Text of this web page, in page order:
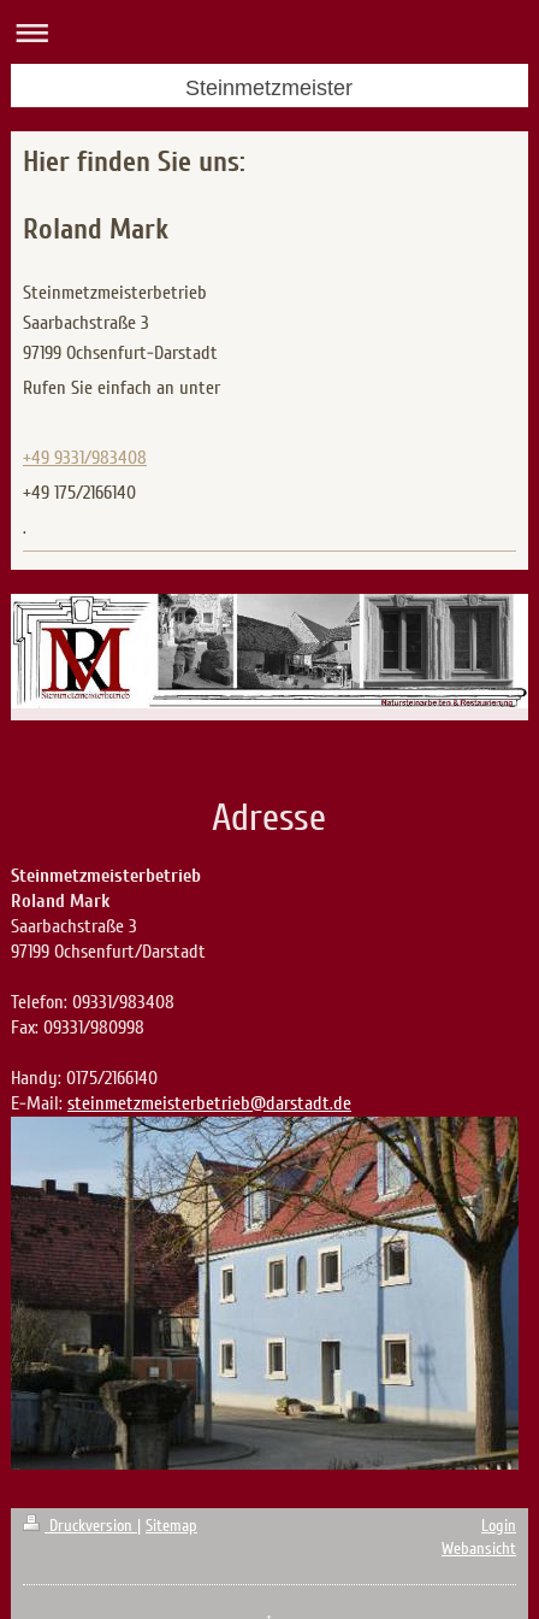
Steinmetzmeister
Hier finden Sie uns:
Roland Mark
Steinmetzmeisterbetrieb
Saarbachstraße 3
97199 Ochsenfurt-Darstadt
Rufen Sie einfach an unter
+49 9331/983408
+49 175/2166140
.
Adresse
Steinmetzmeisterbetrieb
Roland Mark
Saarbachstraße 3
97199 Ochsenfurt/Darstadt
Telefon: 09331/983408
Fax: 09331/980998
Handy: 0175/2166140
E-Mail: steinmetzmeisterbetrieb@darstadt.de
Druckversion | Sitemap
Login
Webansicht